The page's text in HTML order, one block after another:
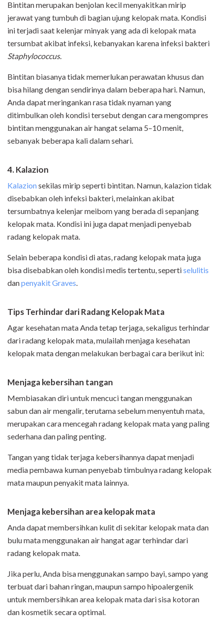
Bintitan merupakan benjolan kecil menyakitkan mirip
jerawat yang tumbuh di bagian ujung kelopak mata. Kondisi
ini terjadi saat kelenjar minyak yang ada di kelopak mata
tersumbat akibat infeksi, kebanyakan karena infeksi bakteri
Staphylococcus.
Bintitan biasanya tidak memerlukan perawatan khusus dan
bisa hilang dengan sendirinya dalam beberapa hari. Namun,
Anda dapat meringankan rasa tidak nyaman yang
ditimbulkan oleh kondisi tersebut dengan cara mengompres
bintitan menggunakan air hangat selama 5–10 menit,
sebanyak beberapa kali dalam sehari.
4. Kalazion
Kalazionsekilas mirip seperti bintitan. Namun, kalazion tidak
disebabkan oleh infeksi bakteri, melainkan akibat
tersumbatnya kelenjar meibom yang berada di sepanjang
kelopak mata. Kondisi ini juga dapat menjadi penyebab
radang kelopak mata.
Selain beberapa kondisi di atas, radang kelopak mata juga
bisa disebabkan oleh kondisi medis tertentu, sepertiselulitis
danpenyakit Graves.
Tips Terhindar dari Radang Kelopak Mata
Agar kesehatan mata Anda tetap terjaga, sekaligus terhindar
dari radang kelopak mata, mulailah menjaga kesehatan
kelopak mata dengan melakukan berbagai cara berikut ini:
Menjaga kebersihan tangan
Membiasakan diri untuk mencuci tangan menggunakan
sabun dan air mengalir, terutama sebelum menyentuh mata,
merupakan cara mencegah radang kelopak mata yang paling
sederhana dan paling penting.
Tangan yang tidak terjaga kebersihannya dapat menjadi
media pembawa kuman penyebab timbulnya radang kelopak
mata maupun penyakit mata lainnya.
Menjaga kebersihan area kelopak mata
Anda dapat membersihkan kulit di sekitar kelopak mata dan
bulu mata menggunakan air hangat agar terhindar dari
radang kelopak mata.
Jika perlu, Anda bisa menggunakan sampo bayi, sampo yang
terbuat dari bahan ringan, maupun sampo hipoalergenik
untuk membersihkan area kelopak mata dari sisa kotoran
dan kosmetik secara optimal.